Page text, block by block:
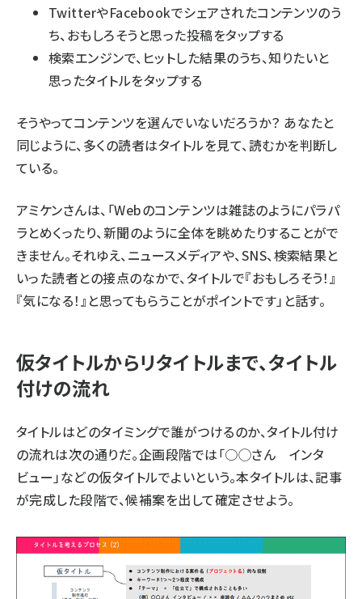
TwitterやFacebookでシェアされたコンテンツのう
ち、おもしろそうと思った投稿をタップする
検索エンジンで、ヒットした結果のうち、知りたいと
思ったタイトルをタップする
そうやってコンテンツを選んでいないだろうか？ あなたと
同じように、多くの読者はタイトルを見て、読むかを判断し
ている。
アミケンさんは、「Webのコンテンツは雑誌のようにパラパ
ラとめくったり、新聞のように全体を眺めたりすることがで
きません。それゆえ、ニュースメディアや、SNS、検索結果と
いった読者との接点のなかで、タイトルで『おもしろそう！』
『気になる！』と思ってもらうことがポイントです」と話す。
仮タイトルからリタイトルまで、タイトル
付けの流れ
タイトルはどのタイミングで誰がつけるのか、タイトル付け
の流れは次の通りだ。企画段階では「○◯さん インタ
ビュー」などの仮タイトルでよいという。本タイトルは、記事
が完成した段階で、候補案を出して確定させよう。